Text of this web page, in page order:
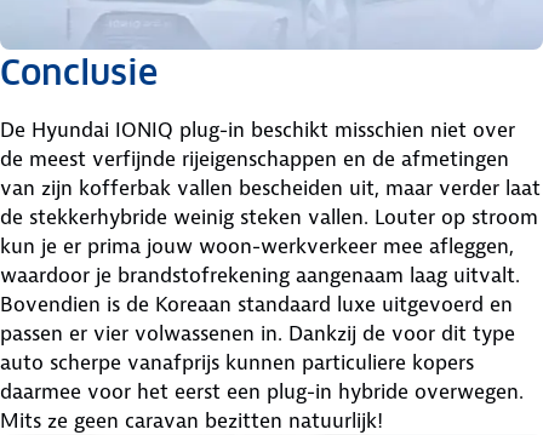
Conclusie
De Hyundai IONIQ plug-in beschikt misschien niet over
de meest verfijnde rijeigenschappen en de afmetingen
van zijn kofferbak vallen bescheiden uit, maar verder laat
de stekkerhybride weinig steken vallen. Louter op stroom
kun je er prima jouw woon-werkverkeer mee afleggen,
waardoor je brandstofrekening aangenaam laag uitvalt.
Bovendien is de Koreaan standaard luxe uitgevoerd en
passen er vier volwassenen in. Dankzij de voor dit type
auto scherpe vanafprijs kunnen particuliere kopers
daarmee voor het eerst een plug-in hybride overwegen.
Mits ze geen caravan bezitten natuurlijk!